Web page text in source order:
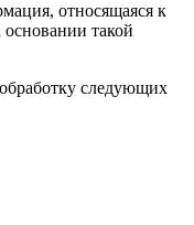
относящаяся к
такой
следующих